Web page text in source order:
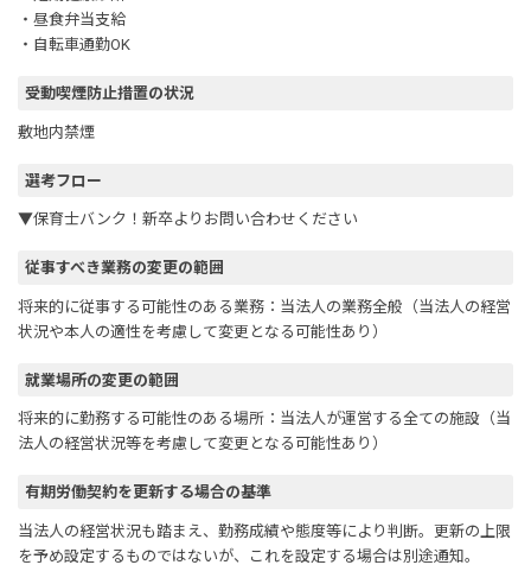
・昼食弁当支給
・自転車通勤OK
受動喫煙防止措置の状況
敷地内禁煙
選考フロー
▼保育士バンク！新卒よりお問い合わせください
従事すべき業務の変更の範囲
将来的に従事する可能性のある業務：当法人の業務全般（当法人の経営
状況や本人の適性を考慮して変更となる可能性あり）
就業場所の変更の範囲
将来的に勤務する可能性のある場所：当法人が運営する全ての施設（当
法人の経営状況等を考慮して変更となる可能性あり）
有期労働契約を更新する場合の基準
当法人の経営状況も踏まえ、勤務成績や態度等により判断。更新の上限
を予め設定するものではないが、これを設定する場合は別途通知。